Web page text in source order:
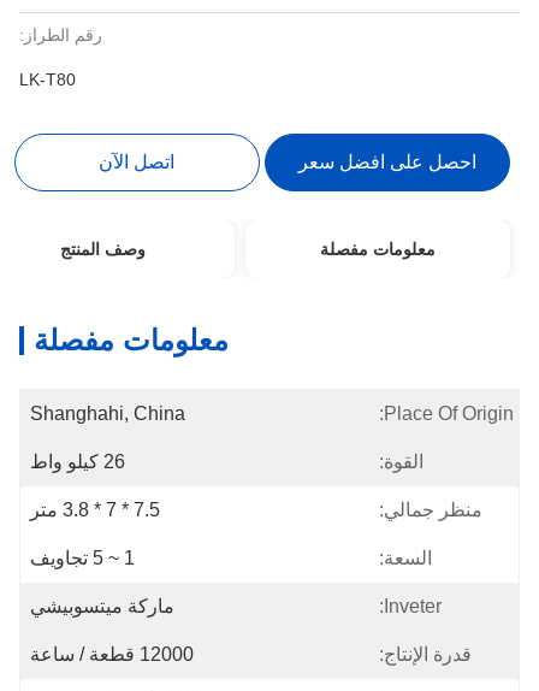
رقم الطراز:
LK-T80
احصل على افضل سعر اتصل الآن
معلومات مفصلة وصف المنتج
معلومات مفصلة
Place Of Origin:
Shanghahi, China
القوة: 26 كيلو واط
منظر جمالي: 7.5 * 7 * 3.8 متر
السعة: 1 ~ 5 تجاويف
Inveter: ماركة ميتسوبيشي
قدرة الإنتاج: 12000 قطعة / ساعة